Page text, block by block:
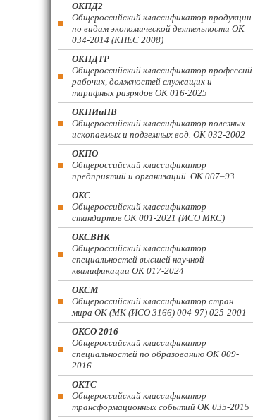
ОКПД2
Общероссийский классификатор продукции
по видам экономической деятельности ОК
034-2014 (КПЕС 2008)
ОКПДТР
Общероссийский классификатор профессий
рабочих, должностей служащих и
тарифных разрядов ОК 016-2025
ОКПИиПВ
Общероссийский классификатор полезных
ископаемых и подземных вод. ОК 032-2002
ОКПО
Общероссийский классификатор
предприятий и организаций. ОК 007–93
ОКС
Общероссийский классификатор
стандартов ОК 001-2021 (ИСО МКС)
ОКСВНК
Общероссийский классификатор
специальностей высшей научной
квалификации ОК 017-2024
ОКСМ
Общероссийский классификатор стран
мира ОК (МК (ИСО 3166) 004-97) 025-2001
ОКСО 2016
Общероссийский классификатор
специальностей по образованию ОК 009-
2016
ОКТС
Общероссийский классификатор
трансформационных событий ОК 035-2015